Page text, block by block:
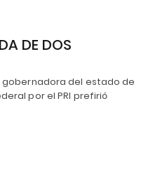
DE DOS
gobernadora del estado de
por el PRI prefirió